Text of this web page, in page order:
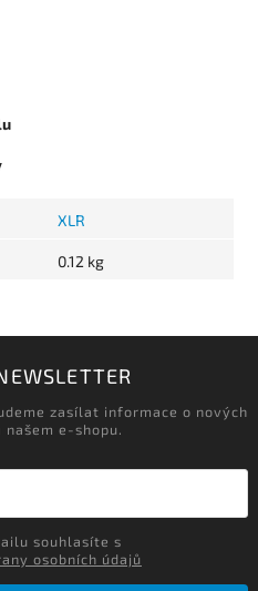
XLR
0.12 kg
zasílat informace o nových
našem e-shopu.
osobních údajů